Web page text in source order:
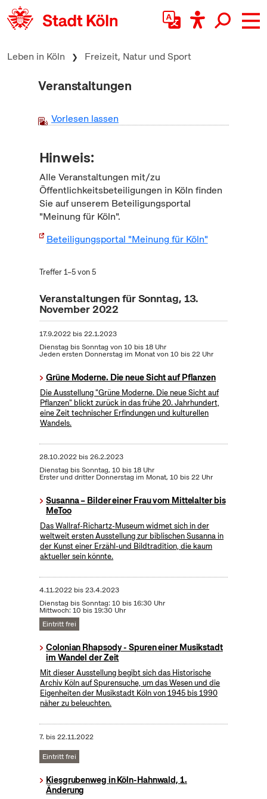
zum Inhalt springen
Leben in Köln Freizeit, Natur und Sport
Veranstaltungen
Vorlesen lassen
Hinweis:
Alle Veranstaltungen mit/zu
Öffentlichkeitsbeteiligungen in Köln finden
Sie auf unserem Beteiligungsportal
"Meinung für Köln".
Beteiligungsportal "Meinung für Köln"
Treffer 1–5 von 5
Veranstaltungen für Sonntag, 13.
November 2022
17.9.2022bis22.1.2023
Dienstag bis Sonntag von 10 bis 18 Uhr
Jeden ersten Donnerstag im Monat von 10 bis 22 Uhr
Grüne Moderne. Die neue Sicht auf Pflanzen
Die Ausstellung "Grüne Moderne. Die neue Sicht auf
Pflanzen" blickt zurück in das frühe 20. Jahrhundert,
eine Zeit technischer Erfindungen und kulturellen
Wandels.
28.10.2022bis26.2.2023
Dienstag bis Sonntag, 10 bis 18 Uhr
Erster und dritter Donnerstag im Monat, 10 bis 22 Uhr
Susanna – Bilder einer Frau vom Mittelalter bis
MeToo
Das Wallraf-Richartz-Museum widmet sich in der
weltweit ersten Ausstellung zur biblischen Susanna in
der Kunst einer Erzähl-und Bildtradition, die kaum
aktueller sein könnte.
4.11.2022bis23.4.2023
Dienstag bis Sonntag: 10 bis 16:30 Uhr
Mittwoch: 10 bis 19:30 Uhr
Eintritt frei
Colonian Rhapsody - Spuren einer Musikstadt
im Wandel der Zeit
Mit dieser Ausstellung begibt sich das Historische
Archiv Köln auf Spurensuche, um das Wesen und die
Eigenheiten der Musikstadt Köln von 1945 bis 1990
näher zu beleuchten.
7. bis22.11.2022
Eintritt frei
Kiesgrubenweg in Köln-Hahnwald, 1.
Änderung